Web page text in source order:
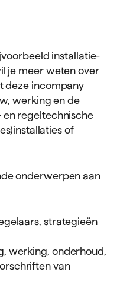
installatie-
je meer weten over
deze incompany
werking en de
regeltechnische
of
onderwerpen aan
strategieën
werking, onderhoud,
van